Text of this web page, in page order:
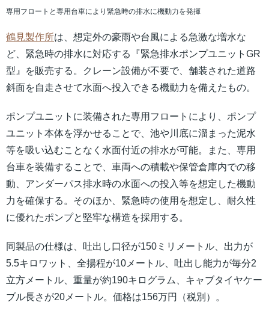
専用フロートと専用台車により緊急時の排水に機動力を発揮
鶴見製作所は、想定外の豪雨や台風による急激な増水な
ど、緊急時の排水に対応する『緊急排水ポンプユニットGR
型』を販売する。クレーン設備が不要で、舗装された道路
斜面を自走させて水面へ投入できる機動力を備えたもの。
ポンプユニットに装備された専用フロートにより、ポンプ
ユニット本体を浮かせることで、池や川底に溜まった泥水
等を吸い込むことなく水面付近の排水が可能。また、専用
台車を装備することで、車両への積載や保管倉庫内での移
動、アンダーパス排水時の水面への投入等を想定した機動
力を確保する。そのほか、緊急時の使用を想定し、耐久性
に優れたポンプと堅牢な構造を採用する。
同製品の仕様は、吐出し口径が150ミリメートル、出力が
5.5キロワット、全揚程が10メートル、吐出し能力が毎分2
立方メートル、重量が約190キログラム、キャブタイヤケー
ブル長さが20メートル。価格は156万円（税別）。